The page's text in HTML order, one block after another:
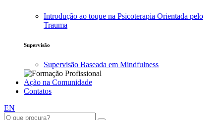
Introdução ao toque na Psicoterapia Orientada pelo
Trauma
Supervisão
Supervisão Baseada em Mindfulness
Ação na Comunidade
Contatos
EN